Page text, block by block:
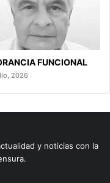
FUNCIONAL
2026
y noticias con la